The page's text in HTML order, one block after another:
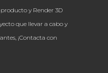
y Render 3D
que llevar a cabo y
¡Contacta con